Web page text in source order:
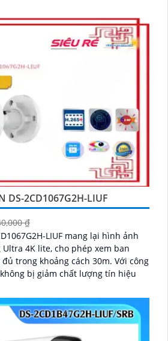
DS-2CD1067G2H-LIUF
₫
LIUF mang lại hình ảnh
4K lite, cho phép xem ban
khoảng cách 30m. Với công
không bị giảm chất lượng tín hiệu